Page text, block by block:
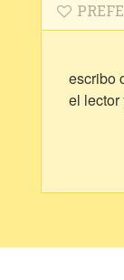
escribo
el lector